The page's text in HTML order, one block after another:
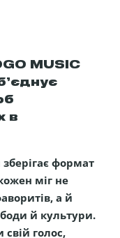
MUSIC
в
формат
міг не
а й
й культури.
голос,